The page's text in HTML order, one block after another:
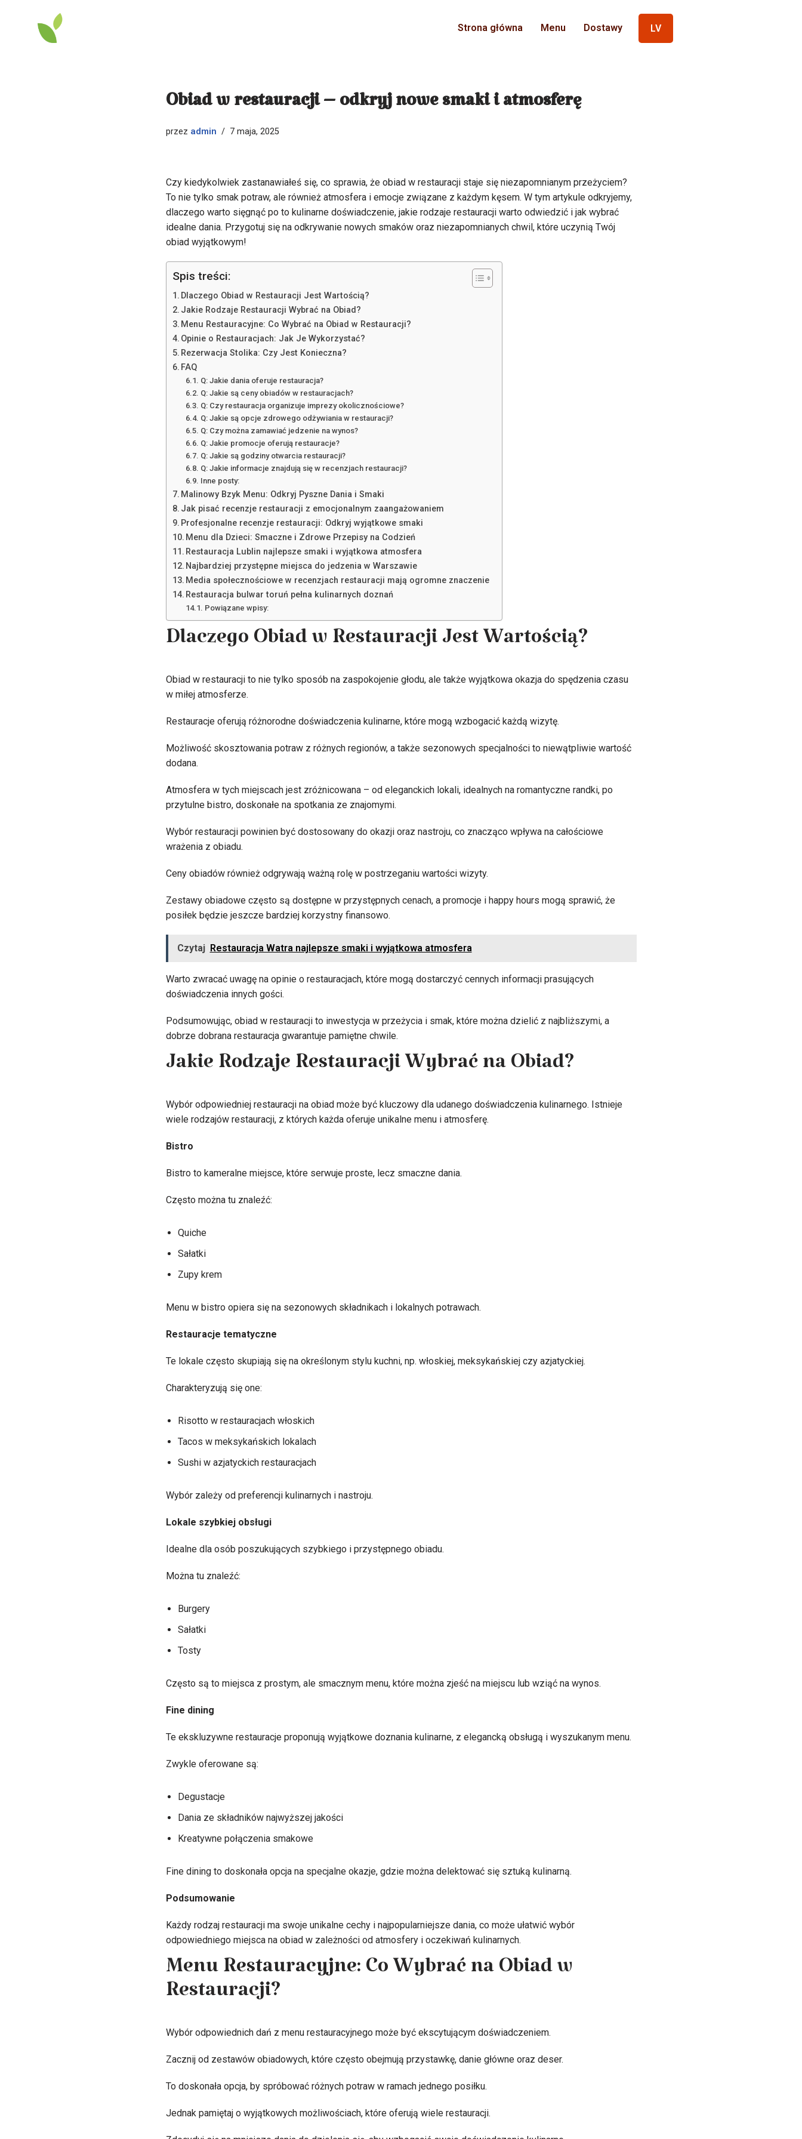
Przejdź
Strona główna Menu Dostawy LV
Obiad w restauracji – odkryj nowe smaki i atmosferę
przez admin 7 maja, 2025
Czy kiedykolwiek zastanawiałeś się, co sprawia, że obiad w restauracji staje się niezapomnianym przeżyciem?
To nie tylko smak potraw, ale również atmosfera i emocje związane z każdym kęsem. W tym artykule odkryjemy,
dlaczego warto sięgnąć po to kulinarne doświadczenie, jakie rodzaje restauracji warto odwiedzić i jak wybrać
idealne dania. Przygotuj się na odkrywanie nowych smaków oraz niezapomnianych chwil, które uczynią Twój
obiad wyjątkowym!
Spis treści:
Dlaczego Obiad w Restauracji Jest Wartością?
Jakie Rodzaje Restauracji Wybrać na Obiad?
Menu Restauracyjne: Co Wybrać na Obiad w Restauracji?
Opinie o Restauracjach: Jak Je Wykorzystać?
Rezerwacja Stolika: Czy Jest Konieczna?
FAQ
Q: Jakie dania oferuje restauracja?
Q: Jakie są ceny obiadów w restauracjach?
Q: Czy restauracja organizuje imprezy okolicznościowe?
Q: Jakie są opcje zdrowego odżywiania w restauracji?
Q: Czy można zamawiać jedzenie na wynos?
Q: Jakie promocje oferują restauracje?
Q: Jakie są godziny otwarcia restauracji?
Q: Jakie informacje znajdują się w recenzjach restauracji?
Inne posty:
Malinowy Bzyk Menu: Odkryj Pyszne Dania i Smaki
Jak pisać recenzje restauracji z emocjonalnym zaangażowaniem
Profesjonalne recenzje restauracji: Odkryj wyjątkowe smaki
Menu dla Dzieci: Smaczne i Zdrowe Przepisy na Codzień
Restauracja Lublin najlepsze smaki i wyjątkowa atmosfera
Najbardziej przystępne miejsca do jedzenia w Warszawie
Media społecznościowe w recenzjach restauracji mają ogromne znaczenie
Restauracja bulwar toruń pełna kulinarnych doznań
Powiązane wpisy:
Dlaczego Obiad w Restauracji Jest Wartością?
Obiad w restauracji to nie tylko sposób na zaspokojenie głodu, ale także wyjątkowa okazja do spędzenia czasu
w miłej atmosferze.
Restauracje oferują różnorodne doświadczenia kulinarne, które mogą wzbogacić każdą wizytę.
Możliwość skosztowania potraw z różnych regionów, a także sezonowych specjalności to niewątpliwie wartość
dodana.
Atmosfera w tych miejscach jest zróżnicowana – od eleganckich lokali, idealnych na romantyczne randki, po
przytulne bistro, doskonałe na spotkania ze znajomymi.
Wybór restauracji powinien być dostosowany do okazji oraz nastroju, co znacząco wpływa na całościowe
wrażenia z obiadu.
Ceny obiadów również odgrywają ważną rolę w postrzeganiu wartości wizyty.
Zestawy obiadowe często są dostępne w przystępnych cenach, a promocje i happy hours mogą sprawić, że
posiłek będzie jeszcze bardziej korzystny finansowo.
Czytaj Restauracja Watra najlepsze smaki i wyjątkowa atmosfera
Warto zwracać uwagę na opinie o restauracjach, które mogą dostarczyć cennych informacji prasujących
doświadczenia innych gości.
Podsumowując, obiad w restauracji to inwestycja w przeżycia i smak, które można dzielić z najbliższymi, a
dobrze dobrana restauracja gwarantuje pamiętne chwile.
Jakie Rodzaje Restauracji Wybrać na Obiad?
Wybór odpowiedniej restauracji na obiad może być kluczowy dla udanego doświadczenia kulinarnego. Istnieje
wiele rodzajów restauracji, z których każda oferuje unikalne menu i atmosferę.
Bistro
Bistro to kameralne miejsce, które serwuje proste, lecz smaczne dania.
Często można tu znaleźć:
Quiche
Sałatki
Zupy krem
Menu w bistro opiera się na sezonowych składnikach i lokalnych potrawach.
Restauracje tematyczne
Te lokale często skupiają się na określonym stylu kuchni, np. włoskiej, meksykańskiej czy azjatyckiej.
Charakteryzują się one:
Risotto w restauracjach włoskich
Tacos w meksykańskich lokalach
Sushi w azjatyckich restauracjach
Wybór zależy od preferencji kulinarnych i nastroju.
Lokale szybkiej obsługi
Idealne dla osób poszukujących szybkiego i przystępnego obiadu.
Można tu znaleźć:
Burgery
Sałatki
Tosty
Często są to miejsca z prostym, ale smacznym menu, które można zjeść na miejscu lub wziąć na wynos.
Fine dining
Te ekskluzywne restauracje proponują wyjątkowe doznania kulinarne, z elegancką obsługą i wyszukanym menu.
Zwykle oferowane są:
Degustacje
Dania ze składników najwyższej jakości
Kreatywne połączenia smakowe
Fine dining to doskonała opcja na specjalne okazje, gdzie można delektować się sztuką kulinarną.
Podsumowanie
Każdy rodzaj restauracji ma swoje unikalne cechy i najpopularniejsze dania, co może ułatwić wybór
odpowiedniego miejsca na obiad w zależności od atmosfery i oczekiwań kulinarnych.
Menu Restauracyjne: Co Wybrać na Obiad w
Restauracji?
Wybór odpowiednich dań z menu restauracyjnego może być ekscytującym doświadczeniem.
Zacznij od zestawów obiadowych, które często obejmują przystawkę, danie główne oraz deser.
To doskonała opcja, by spróbować różnych potraw w ramach jednego posiłku.
Jednak pamiętaj o wyjątkowych możliwościach, które oferują wiele restauracji.